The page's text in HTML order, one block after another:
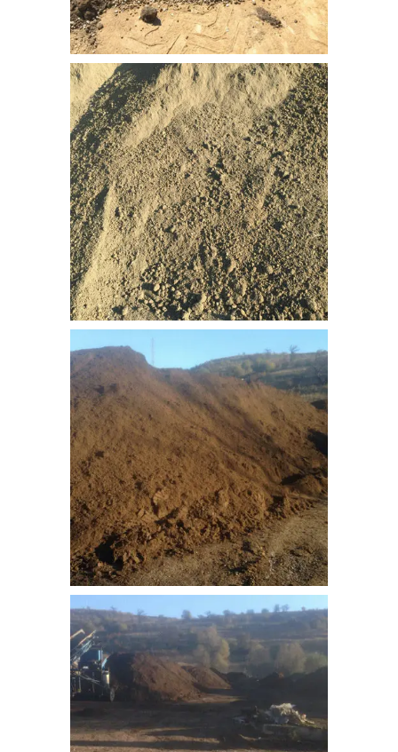
bitkisel_toprak-2
bitkisel_toprak-3
bitkisel_toprak-4